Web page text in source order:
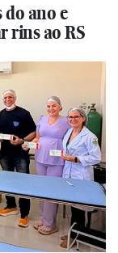
do ano e
rins ao RS